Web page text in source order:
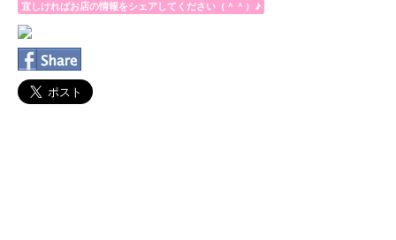
宜しければお店の情報をシェアしてください（＾＾）♪